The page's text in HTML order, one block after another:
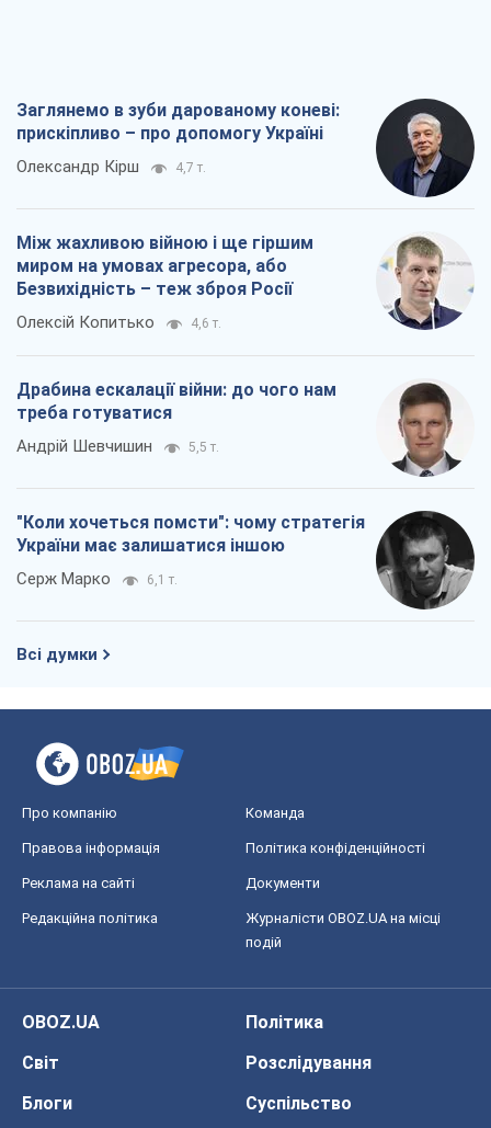
Заглянемо в зуби дарованому коневі:
прискіпливо – про допомогу Україні
Олександр Кірш 4,7 т.
Між жахливою війною і ще гіршим
миром на умовах агресора, або
Безвихідність – теж зброя Росії
Олексій Копитько 4,6 т.
Драбина ескалації війни: до чого нам
треба готуватися
Андрій Шевчишин 5,5 т.
"Коли хочеться помсти": чому стратегія
України має залишатися іншою
Серж Марко 6,1 т.
Всі думки
Про компанію Команда
Правова інформація Політика конфіденційності
Реклама на сайті Документи
Редакційна політика
Журналісти OBOZ.UA на місці
подій
OBOZ.UA
Політика
Світ
Розслідування
Блоги
Суспільство